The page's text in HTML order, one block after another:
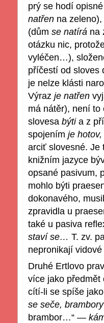
prý se hodí
natřen na
(dům se natírá na
otázku nic,
vyléčen…),
příčestí od sloves
je nelze klásti
Výraz je natřen
má nátěr), není to
slovesa býtia z
spojením je hotov,
arciť slovesné. Je
knižním jazyce
opsané pasivum,
mohlo býti
dokonavého,
zpravidla u
také u pasiva
staví se… T. zv.
nepronikají
Druhé Ertlovo
více jako předmět
cítí-li se spíše
se seče,
brambor…“ —